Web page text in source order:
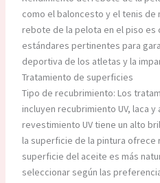
como el baloncesto y el tenis de
rebote de la pelota en el piso es
estándares pertinentes para
deportiva de los atletas y la
Tratamiento de superficies
Tipo de recubrimiento: Los
incluyen recubrimiento UV, laca
revestimiento UV tiene un alto
la superficie de la pintura ofrece
superficie del aceite es más
seleccionar según las